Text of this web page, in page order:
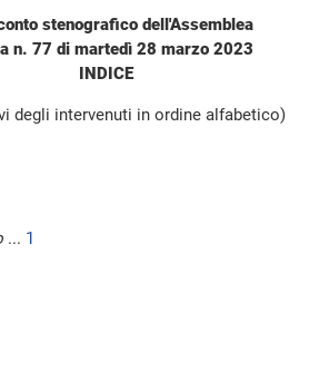
stenografico dell'Assemblea
n. 77 di martedì 28 marzo 2023
INDICE
degli intervenuti in ordine alfabetico)
... 1